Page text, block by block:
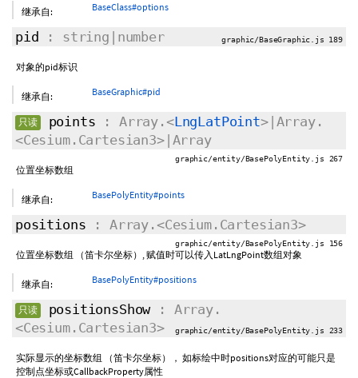
继承自: BaseClass#options
pid : string|number graphic/BaseGraphic.js 189
对象的pid标识
继承自: BaseGraphic#pid
只读 points : Array.<LngLatPoint>|Array.
<Cesium.Cartesian3>|Array
graphic/entity/BasePolyEntity.js 267
位置坐标数组
继承自: BasePolyEntity#points
positions : Array.<Cesium.Cartesian3>
graphic/entity/BasePolyEntity.js 156
位置坐标数组 （笛卡尔坐标）, 赋值时可以传入LatLngPoint数组对象
继承自: BasePolyEntity#positions
只读 positionsShow: Array.
<Cesium.Cartesian3>
graphic/entity/BasePolyEntity.js 233
实际显示的坐标数组 （笛卡尔坐标）， 如标绘中时positions对应的可能只是
控制点坐标或CallbackProperty属性